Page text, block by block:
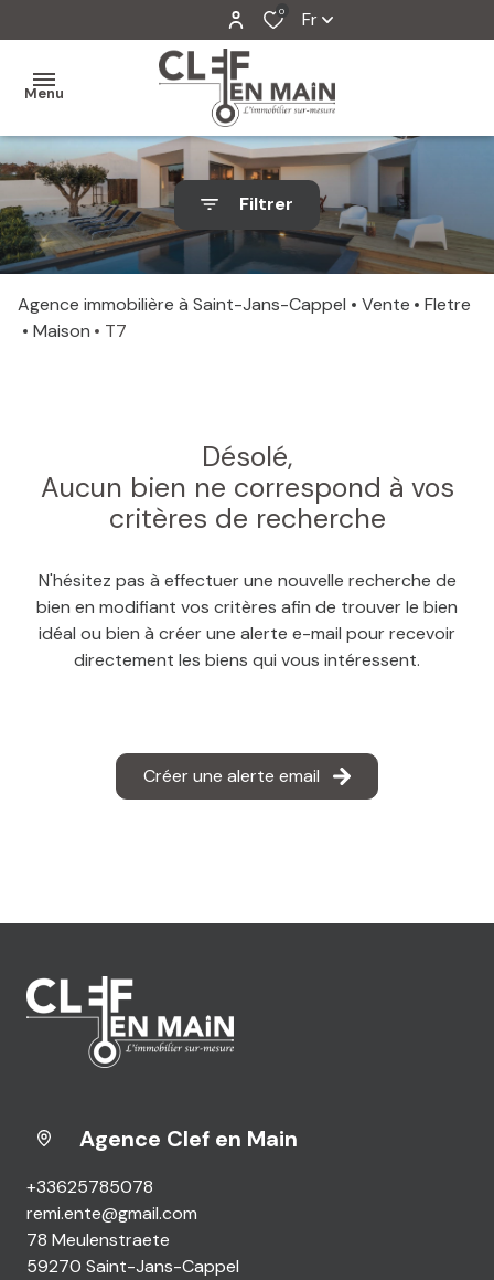
0 Fr
Menu
MON
AGENCE
MES
VENTES
MES
ALERTE
MAIL
Filtrer
Agence immobilière à Saint-Jans-Cappel Vente
Fletre
Maison
T7
Désolé,
Aucun bien ne correspond à vos
critères de recherche
N'hésitez pas à effectuer une nouvelle recherche de
bien en modifiant vos critères afin de trouver le bien
idéal ou bien à créer une alerte e-mail pour recevoir
directement les biens qui vous intéressent.
Créer une alerte email
Agence Clef en Main
+33625785078
remi.ente@gmail.com
78 Meulenstraete
59270 Saint-Jans-Cappel